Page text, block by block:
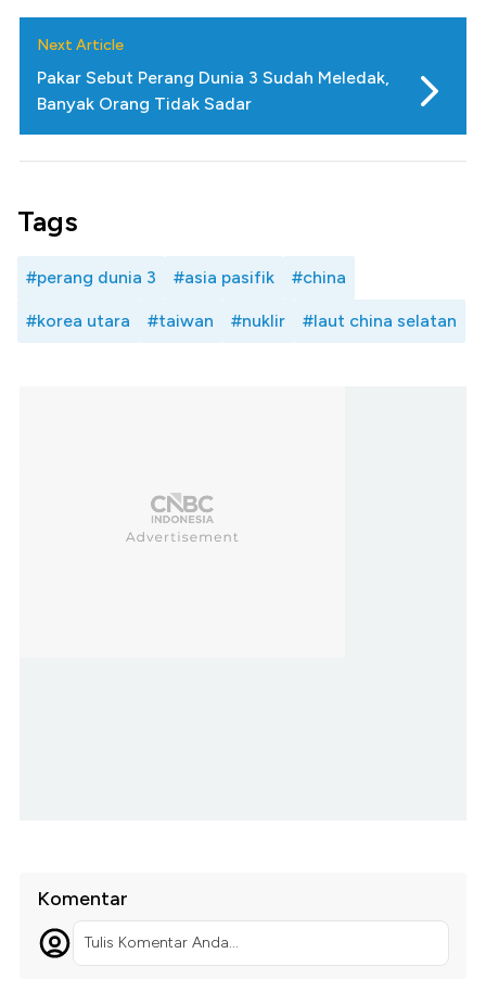
Next Article
Pakar Sebut Perang Dunia 3 Sudah Meledak,
Banyak Orang Tidak Sadar
Tags
#perang dunia 3 #asia pasifik #china
#korea utara #taiwan #nuklir #laut china selatan
Komentar
Tulis Komentar Anda...